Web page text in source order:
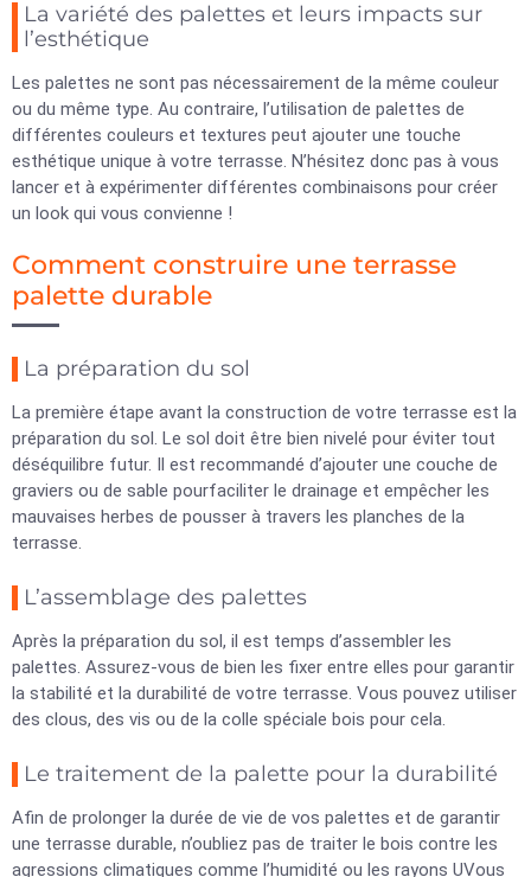
La variété des palettes et leurs impacts sur
l’esthétique
Les palettes ne sont pas nécessairement de la même couleur
ou du même type. Au contraire, l’utilisation de palettes de
différentes couleurs et textures peut ajouter une touche
esthétique unique à votre terrasse. N’hésitez donc pas à vous
lancer et à expérimenter différentes combinaisons pour créer
un look qui vous convienne !
Comment construire une terrasse
palette durable
La préparation du sol
La première étape avant la construction de votre terrasse est la
préparation du sol. Le sol doit être bien nivelé pour éviter tout
déséquilibre futur. Il est recommandé d’ajouter une couche de
graviers ou de sable pourfaciliter le drainage et empêcher les
mauvaises herbes de pousser à travers les planches de la
terrasse.
L’assemblage des palettes
Après la préparation du sol, il est temps d’assembler les
palettes. Assurez-vous de bien les fixer entre elles pour garantir
la stabilité et la durabilité de votre terrasse. Vous pouvez utiliser
des clous, des vis ou de la colle spéciale bois pour cela.
Le traitement de la palette pour la durabilité
Afin de prolonger la durée de vie de vos palettes et de garantir
une terrasse durable, n’oubliez pas de traiter le bois contre les
agressions climatiques comme l’humidité ou les rayons UVous